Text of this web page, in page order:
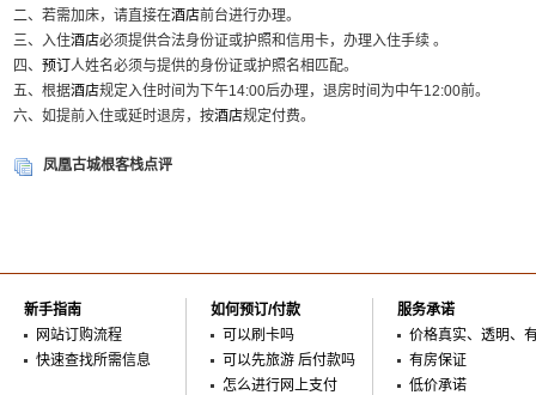
二、若需加床，请直接在酒店前台进行办理。
三、入住酒店必须提供合法身份证或护照和信用卡，办理入住手续 。
四、 预订 人姓名必须与提供的身份证或护照名相匹配。
五、根据酒店规定入住时间为下午14:00后办理，退房时间为中午12:00前。
六、如提前入住或延时退房，按酒店规定付费。
凤凰古城根客栈点评
新手指南
网站订购流程
快速查找所需信息
如何预订/付款
可以刷卡吗
可以先旅游 后付款吗
怎么进行网上支付
服务承诺
价格真实、透明、
有房保证
低价承诺